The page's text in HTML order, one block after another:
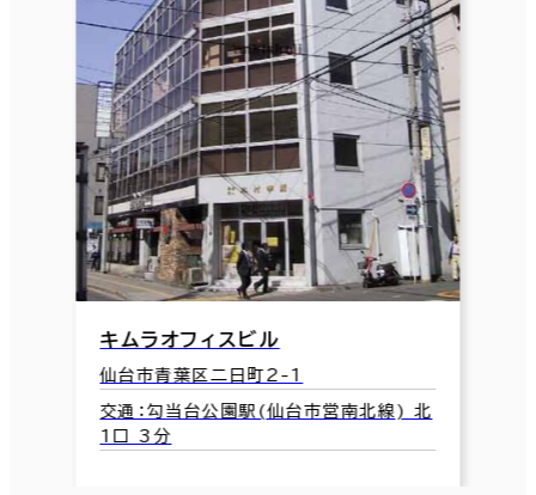
キムラオフィスビル
仙台市青葉区二日町2-1
交通：勾当台公園駅(仙台市営南北線) 北
1口 3分